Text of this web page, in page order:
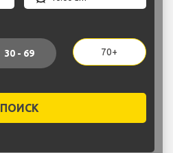
30 - 69 70+
ПОИСК